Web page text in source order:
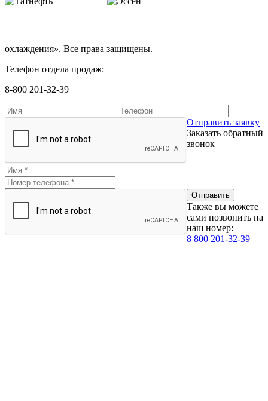
охлаждения». Все права защищены.
Телефон отдела продаж:
8-800 201-32-39
Отправить заявку
Заказать обратный
звонок
Также вы можете
сами позвонить на
наш номер:
8 800 201-32-39